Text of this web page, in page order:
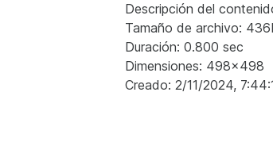
Descripción del
Tamaño de archivo:
Duración: 0.800 sec
Dimensiones: 498x498
Creado: 2/11/2024,